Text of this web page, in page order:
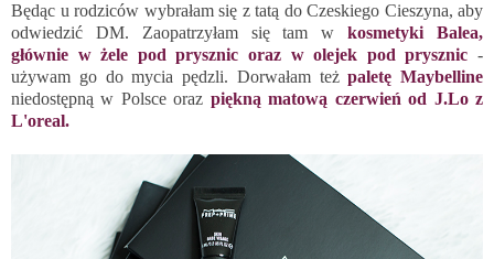
Będąc u rodziców wybrałam się z tatą do Czeskiego Cieszyna, aby
odwiedzić DM. Zaopatrzyłam się tam wkosmetyki Balea,
głównie w żele pod prysznic oraz w olejek pod prysznic -
używam go do mycia pędzli. Dorwałam teżpaletę Maybelline
niedostępną w Polsce oraz piękną matową czerwień od J.Lo z
L'oreal.